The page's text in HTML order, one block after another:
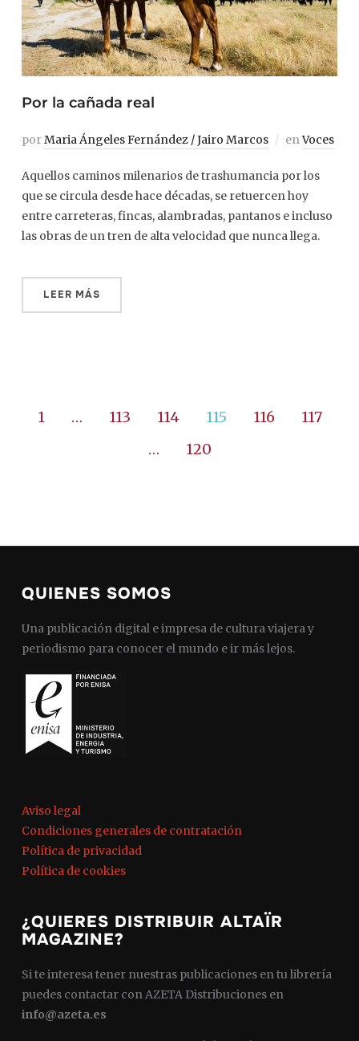
Por la cañada real
porMaria Ángeles Fernández / Jairo Marcos enVoces
Aquellos caminos milenarios de trashumancia por los
que se circula desde hace décadas, se retuercen hoy
entre carreteras, fincas, alambradas, pantanos e incluso
las obras de un tren de alta velocidad que nunca llega.
LEER MÁS
1 … 113 114 115 116
117
…
120
QUIENES SOMOS
Una publicación digital e impresa de cultura viajera y
periodismo para conocer el mundo e ir más lejos.
Aviso legal
Condiciones generales de contratación
Política de privacidad
Política de cookies
¿QUIERES DISTRIBUIR ALTAÏR
MAGAZINE?
Si te interesa tener nuestras publicaciones en tu librería
puedes contactar con AZETA Distribuciones en
info@azeta.es